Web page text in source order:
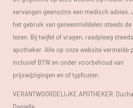
vervangen geenszins een medisch advies.
het gebruik van geneesmiddelen steeds
lezen. Bij twijfel of vragen, raadpleeg
apotheker. Alle op onze website vermelde
inclusief BTW en onder voorbehoud van
prijswijzigingen en of typfouten.
VERANTWOORDELIJKE APOTHEKER:
Danielle